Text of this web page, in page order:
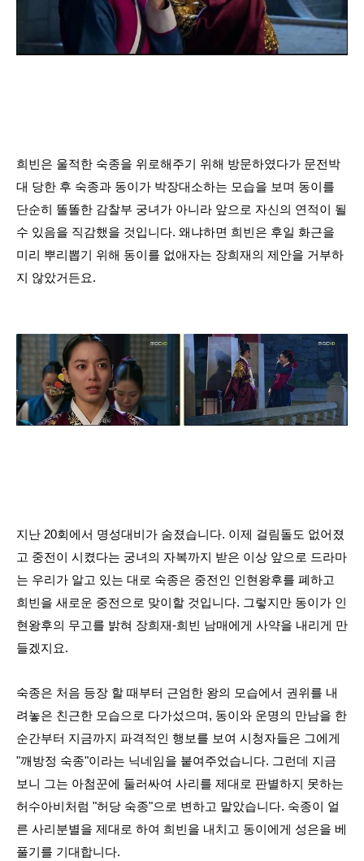
희빈은 울적한 숙종을 위로해주기 위해 방문하였다가 문전박
대 당한 후 숙종과 동이가 박장대소하는 모습을 보며 동이를
단순히 똘똘한 감찰부 궁녀가 아니라 앞으로 자신의 연적이 될
수 있음을 직감했을 것입니다. 왜냐하면 희빈은 후일 화근을
미리 뿌리뽑기 위해 동이를 없애자는 장희재의 제안을 거부하
지 않았거든요.
지난 20회에서 명성대비가 숨졌습니다. 이제 걸림돌도 없어졌
고 중전이 시켰다는 궁녀의 자복까지 받은 이상 앞으로 드라마
는 우리가 알고 있는 대로 숙종은 중전인 인현왕후를 폐하고
희빈을 새로운 중전으로 맞이할 것입니다. 그렇지만 동이가 인
현왕후의 무고를 밝혀 장희재-희빈 남매에게 사약을 내리게 만
들겠지요.
숙종은 처음 등장 할 때부터 근엄한 왕의 모습에서 권위를 내
려놓은 친근한 모습으로 다가섰으며, 동이와 운명의 만남을 한
순간부터 지금까지 파격적인 행보를 보여 시청자들은 그에게
"깨방정 숙종"이라는 닉네임을 붙여주었습니다. 그런데 지금
보니 그는 아첨꾼에 둘러싸여 사리를 제대로 판별하지 못하는
허수아비처럼 "허당 숙종"으로 변하고 말았습니다. 숙종이 얼
른 사리분별을 제대로 하여 희빈을 내치고 동이에게 성은을 베
풀기를 기대합니다.